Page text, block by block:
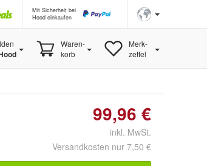
Mit Sicherheit bei
Hood einkaufen
Waren-
korb
Merk-
zettel
99,96 €
inkl. MwSt.
Versandkosten nur 7,50 €